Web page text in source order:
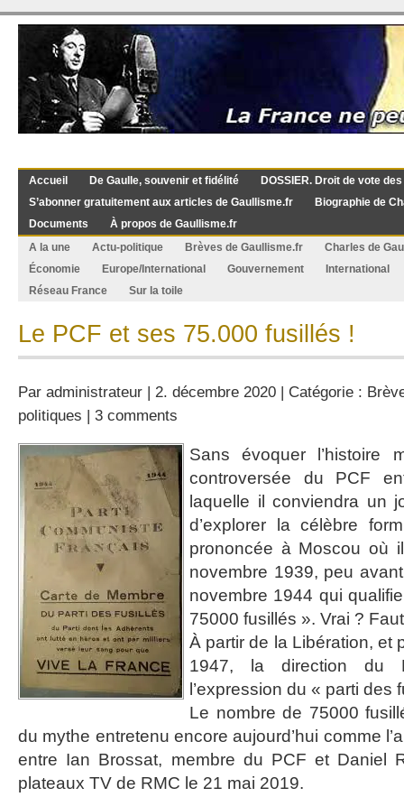
Accueil De Gaulle, souvenir et fidélité
DOSSIER. Droit de vote
S’abonner gratuitement aux articles de Gaullisme.fr
Biographie de
Documents
À propos de Gaullisme.fr
A la une
Actu-politique Brèves de Gaullisme.fr
Charles de
Économie
Europe/International Gouvernement
International
Réseau France
Sur la toile
Le PCF et ses 75.000 fusillés !
Par administrateur | 2. décembre 2020 | Catégorie :
politiques | 3 comments
Sans évoquer l’histoire
controversée du PCF
laquelle il conviendra un
d’explorer la célèbre
prononcée à Moscou où
novembre 1939, peu
novembre 1944 qui
75000 fusillés ». Vrai ?
À partir de la Libération, et
1947, la direction du
l’expression du « parti des
Le nombre de 75000
du mythe entretenu encore aujourd’hui comme
entre Ian Brossat, membre du PCF et Daniel
plateaux TV de RMC le 21 mai 2019.